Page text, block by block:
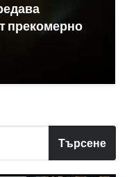
прекомерно
Търсене